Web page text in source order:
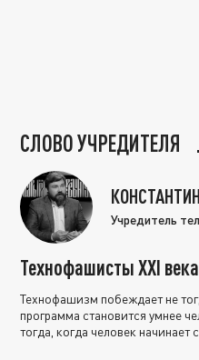
СЛОВО УЧРЕДИТЕЛЯ
Учредитель
Технофашисты XXI века
Технофашизм побеждает не
программа становится умнее
тогда, когда человек начинает